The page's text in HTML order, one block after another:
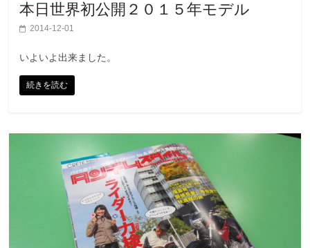
本日世界初公開２０１５年モデル
2014-12-01
いよいよ出来ました。
続きを読む